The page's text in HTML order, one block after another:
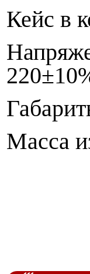
Кейс в
Масса